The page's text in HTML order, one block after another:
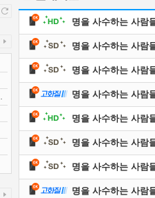
명을 사수하는 사람
명을 사수하는 사람
명을 사수하는 사람
명을 사수하는 사람
명을 사수하는 사람
명을 사수하는 사람
명을 사수하는 사람
명을 사수하는 사람